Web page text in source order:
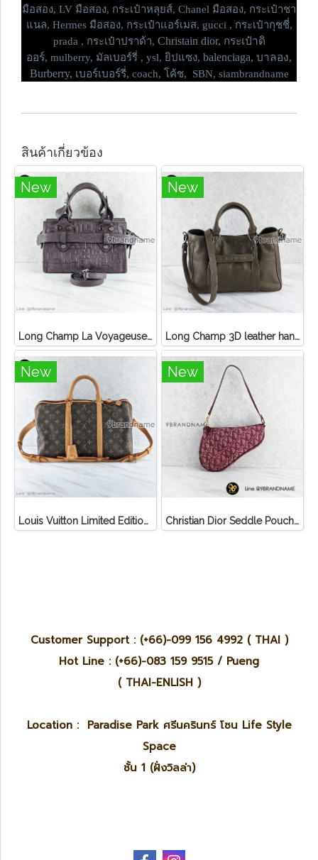
มือสอง, LV มือสอง, กระเป๋าหลุยส์, Chanel มือสอง, กระเป๋าชา
แนล, Hermes มือสอง, กระเป๋าแอร์เมส, gucci , กระเป๋ากุชชี่,
prada , กระเป๋าปราด้า, Christain dior, กระเป๋าดิ
ออร์, mulberry, มัลเบอร์รี่ , ysl, ยิปแซง, balenciaga, บาลอง,
Burberry, เบอร์เบอร์รี่, coach, โค้ช, SBN, siambrandname
สินค้าเกี่ยวข้อง
New
Long Champ La Voyageuse Bag Leather
New
Long Champ 3D leather handbag
New
Louis Vuitton Limited Edition Monogram Canvas Sofia Coppola SC Bag
New
Christian Dior Seddle Pouch Accessory Hand Bag
Customer Support : (+66)-099 156 4992 ( THAI )
Hot Line : (+66)-083 159 9515 / Pueng
( THAI-ENLISH )
Location : Paradise Park ศรีนครินทร์ โซน Life Style
Space
ชั้น 1 (ฝั่งวิลล่า)